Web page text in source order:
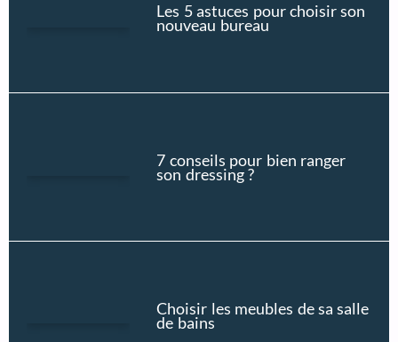
Les 5 astuces pour choisir son
nouveau bureau
7 conseils pour bien ranger
son dressing ?
Choisir les meubles de sa salle
de bains